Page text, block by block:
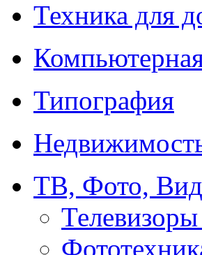
Техника для
Типография
ТВ, Фото,